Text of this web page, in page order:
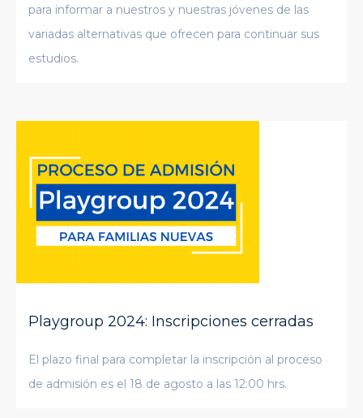
para informar a nuestros y nuestras jóvenes de las
variadas alternativas que ofrecen para continuar sus
estudios.
Playgroup 2024: Inscripciones cerradas
El plazo final para completar la inscripción al proceso
de admisión es el 18 de agosto a las 12:00 hrs.